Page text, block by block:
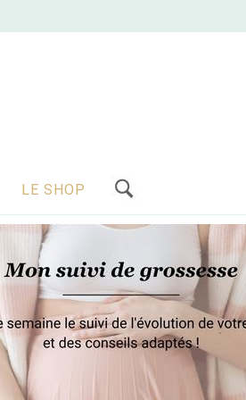
LE SHOP